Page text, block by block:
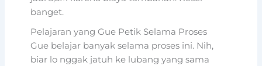
banget.
Pelajaran yang Gue Petik Selama Proses
Gue belajar banyak selama proses ini. Nih,
biar lo nggak jatuh ke lubang yang sama